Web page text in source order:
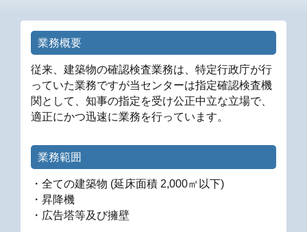
業務概要
従来、建築物の確認検査業務は、特定行政庁が行
っていた業務ですが当センターは指定確認検査機
関として、知事の指定を受け公正中立な立場で、
適正にかつ迅速に業務を行っています。
業務範囲
・全ての建築物 (延床面積 2,000㎡以下)
・昇降機
・広告塔等及び擁壁